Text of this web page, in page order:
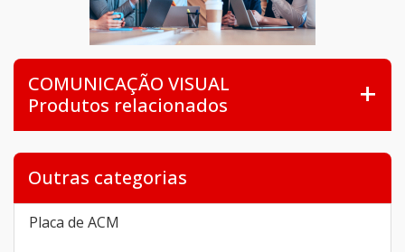
COMUNICAÇÃO VISUAL
Produtos relacionados
Outras categorias
Placa de ACM